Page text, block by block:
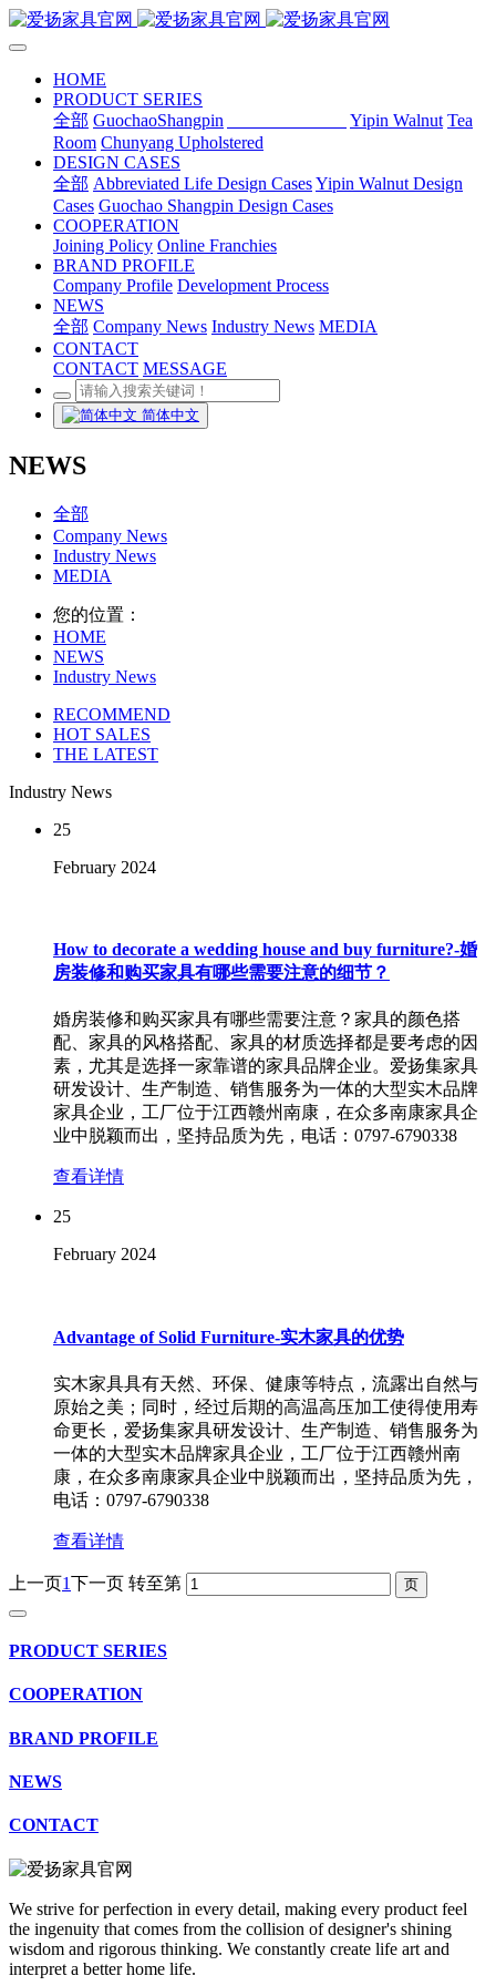
HOME
PRODUCT SERIES
全部 GuochaoShangpin Yipin Walnut Tea
Room Chunyang Upholstered
DESIGN CASES
全部 Abbreviated Life Design CasesYipin Walnut Design
Cases Guochao Shangpin Design Cases
COOPERATION
Joining Policy Online Franchies
BRAND PROFILE
Company Profile Development Process
NEWS
全部 Company News Industry News MEDIA
CONTACT
CONTACT MESSAGE
简体中文
NEWS
全部
Company News
Industry News
MEDIA
您的位置：
HOME
NEWS
Industry News
RECOMMEND
HOT SALES
THE LATEST
Industry News
25
February 2024
How to decorate a wedding house and buy furniture?-婚
房装修和购买家具有哪些需要注意的细节？
婚房装修和购买家具有哪些需要注意？家具的颜色搭
配、家具的风格搭配、家具的材质选择都是要考虑的因
素，尤其是选择一家靠谱的家具品牌企业。爱扬集家具
研发设计、生产制造、销售服务为一体的大型实木品牌
家具企业，工厂位于江西赣州南康，在众多南康家具企
业中脱颖而出，坚持品质为先，电话：0797-6790338
查看详情
25
February 2024
Advantage of Solid Furniture-实木家具的优势
实木家具具有天然、环保、健康等特点，流露出自然与
原始之美；同时，经过后期的高温高压加工使得使用寿
命更长，爱扬集家具研发设计、生产制造、销售服务为
一体的大型实木品牌家具企业，工厂位于江西赣州南
康，在众多南康家具企业中脱颖而出，坚持品质为先，
电话：0797-6790338
查看详情
上一页1下一页 转至第
PRODUCT SERIES
COOPERATION
BRAND PROFILE
NEWS
CONTACT
We strive for perfection in every detail, making every product feel
the ingenuity that comes from the collision of designer's shining
wisdom and rigorous thinking. We constantly create life art and
interpret a better home life.